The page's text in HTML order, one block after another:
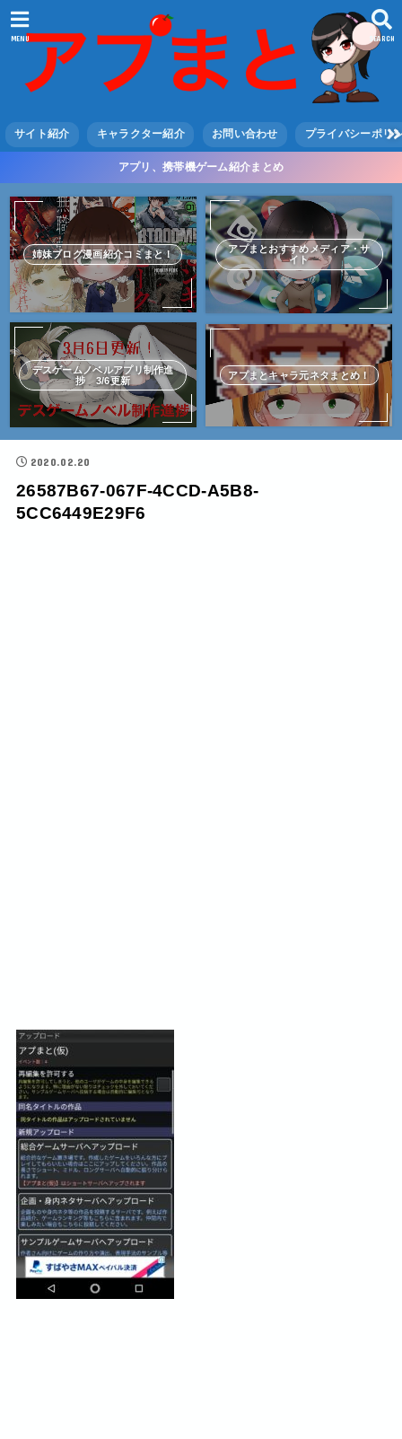
SEARCH
MENU
サイト紹介 キャラクター紹介 お問い合わせ プライバシーポリ
アプリ、携帯機ゲーム紹介まとめ
姉妹ブログ漫画紹介コミまと！
アプまとおすすめメディア・サ
イト
デスゲームノベルアプリ制作進
捗 3/6更新
アプまとキャラ元ネタまとめ！
2020.02.20
26587B67-067F-4CCD-A5B8-
5CC6449E29F6